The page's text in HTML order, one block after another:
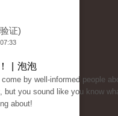
证)
| 泡泡
come by well-informed people
but you sound like you know
about!